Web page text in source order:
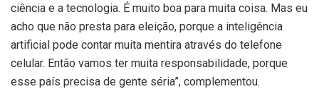
ciência e a tecnologia. É muito boa para muita coisa. Mas eu
acho que não presta para eleição, porque a inteligência
artificial pode contar muita mentira através do telefone
celular. Então vamos ter muita responsabilidade, porque
esse país precisa de gente séria”, complementou.